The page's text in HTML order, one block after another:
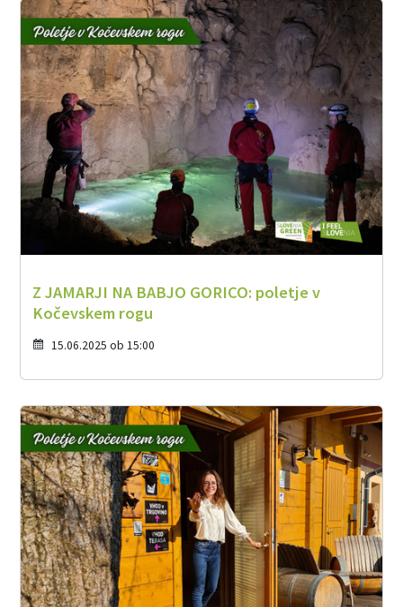
Z JAMARJI NA BABJO GORICO: poletje v
Kočevskem rogu
15.06.2025 ob 15:00